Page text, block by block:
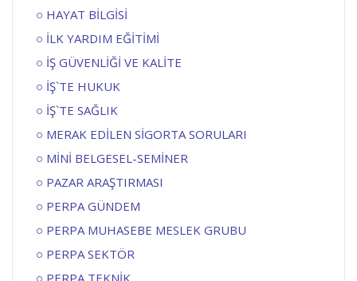
HAYAT BİLGİSİ
İLK YARDIM EĞİTİMİ
İŞ GÜVENLİĞİ VE KALİTE
İŞ`TE HUKUK
İŞ`TE SAĞLIK
MERAK EDİLEN SİGORTA SORULARI
MİNİ BELGESEL-SEMİNER
PAZAR ARAŞTIRMASI
PERPA GÜNDEM
PERPA MUHASEBE MESLEK GRUBU
PERPA SEKTÖR